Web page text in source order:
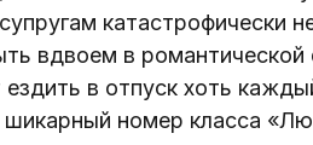
катастрофически
вдвоем в романтической
в отпуск хоть
номер класса